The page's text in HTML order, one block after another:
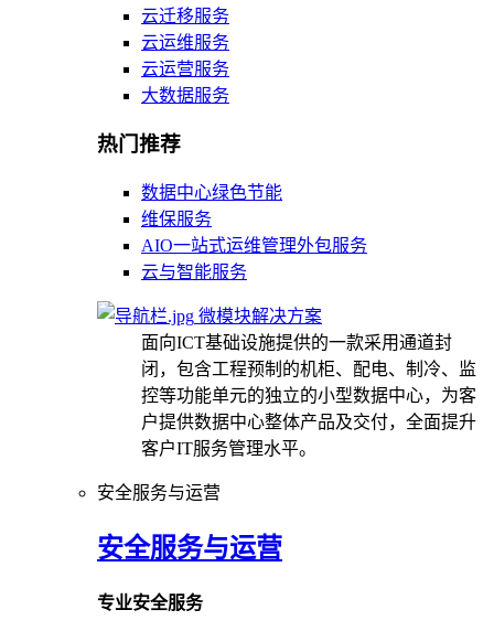
云迁移服务
云运维服务
云运营服务
大数据服务
热门推荐
数据中心绿色节能
维保服务
AIO一站式运维管理外包服务
云与智能服务
微模块解决方案
面向ICT基础设施提供的一款采用通道封
闭，包含工程预制的机柜、配电、制冷、监
控等功能单元的独立的小型数据中心，为客
户提供数据中心整体产品及交付，全面提升
客户IT服务管理水平。
安全服务与运营
安全服务与运营
专业安全服务